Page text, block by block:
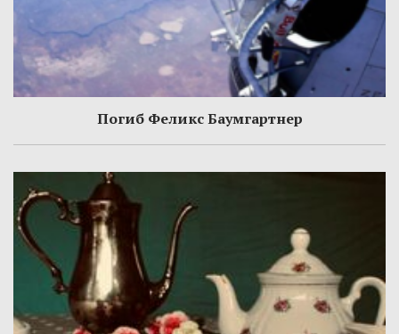
Погиб Феликс Баумгартнер